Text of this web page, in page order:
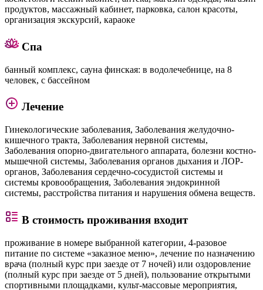
продуктов, массажный кабинет, парковка, салон красоты,
организация экскурсий, караоке
Спа
банный комплекс, сауна финская: в водолечебнице, на 8
человек, с бассейном
Лечение
Гинекологические заболевания, Заболевания желудочно-
кишечного тракта, Заболевания нервной системы,
Заболевания опорно-двигательного аппарата, болезни костно-
мышечной системы, Заболевания органов дыхания и ЛОР-
органов, Заболевания сердечно-сосудистой системы и
системы кровообращения, Заболевания эндокринной
системы, расстройства питания и нарушения обмена веществ.
В стоимость проживания входит
проживание в номере выбранной категории, 4-разовое
питание по системе «заказное меню», лечение по назначению
врача (полный курс при заезде от 7 ночей) или оздоровление
(полный курс при заезде от 5 дней), пользование открытыми
спортивными площадками, культ-массовые мероприятия,